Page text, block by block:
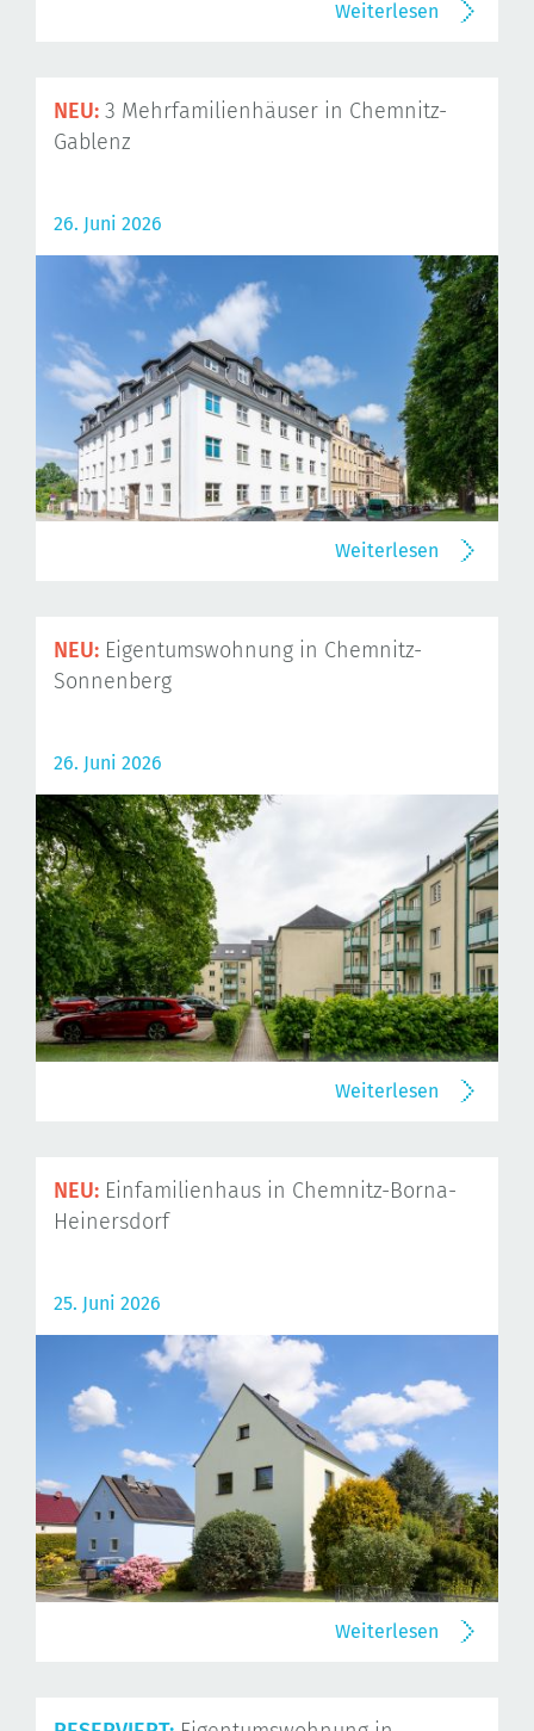
Weiterlesen
NEU: 3 Mehrfamilienhäuser in Chemnitz-
Gablenz
26. Juni 2026
Weiterlesen
NEU: Eigentumswohnung in Chemnitz-
Sonnenberg
26. Juni 2026
Weiterlesen
NEU: Einfamilienhaus in Chemnitz-Borna-
Heinersdorf
25. Juni 2026
Weiterlesen